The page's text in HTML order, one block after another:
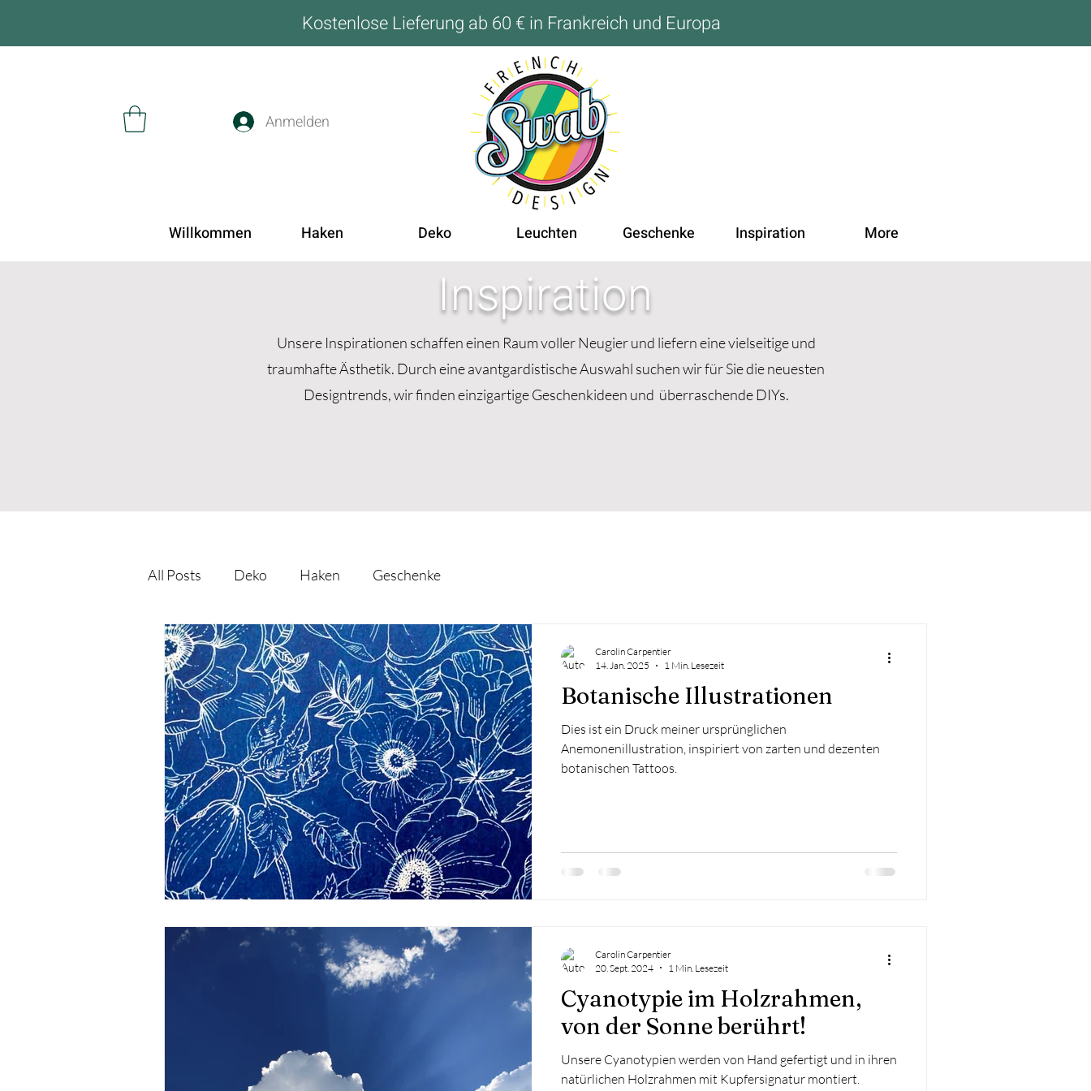
Kostenlose Lieferung ab 60 € in Frankreich und Europa
Anmelden
Willkommen Haken Deko Leuchten Geschenke Inspiration More
Inspiration
Unsere Inspirationen schaffen einen Raum voller Neugier und liefern eine vielseitige und
traumhafte Ästhetik. Durch eine avantgardistische Auswahl suchen wir für Sie die neuesten
Designtrends, wir finden einzigartige Geschenkideen und überraschende DIYs.
All Posts Deko Haken Geschenke
Botanische Illustrationen
Dies ist ein Druck meiner ursprünglichen
Anemonenillustration, inspiriert von zarten und dezenten
botanischen Tattoos.
Carolin Carpentier
14. Jan. 2025
1 Min. Lesezeit
Cyanotypie im Holzrahmen,
von der Sonne berührt!
Unsere Cyanotypien werden von Hand gefertigt und in ihren
natürlichen Holzrahmen mit Kupfersignatur montiert.
Carolin Carpentier
20. Sept. 2024
1 Min. Lesezeit